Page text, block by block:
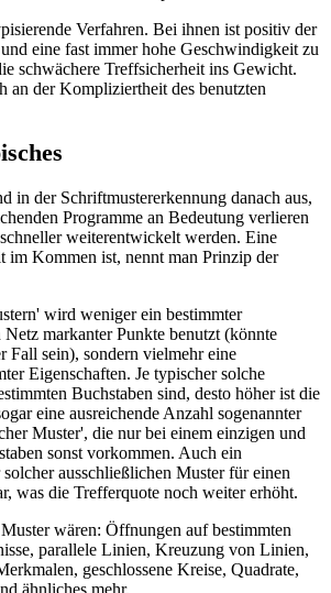
Verfahren. Bei ihnen ist positiv der
eine fast immer hohe Geschwindigkeit zu
schwächere Treffsicherheit ins Gewicht.
an der Kompliziertheit des benutzten
in der Schriftmustererkennung danach aus,
Programme an Bedeutung verlieren
weiterentwickelt werden. Eine
im Kommen ist, nennt man Prinzip der
wird weniger ein bestimmter
markanter Punkte benutzt (könnte
Fall sein), sondern vielmehr eine
Eigenschaften. Je typischer solche
Buchstaben sind, desto höher ist die
eine ausreichende Anzahl sogenannter
Muster', die nur bei einem einzigen und
sonst vorkommen. Auch ein
ausschließlichen Muster für einen
was die Trefferquote noch weiter erhöht.
wären: Öffnungen auf bestimmten
parallele Linien, Kreuzung von Linien,
geschlossene Kreise, Quadrate,
ähnliches mehr.